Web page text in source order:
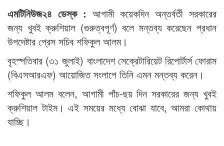
এমটিনিউজ২৪ ডেস্ক : আগামী কয়েকদিন অন্তর্বর্তী সরকারের
জন্য খুবই ক্রুশিয়াল (গুরুত্বপূর্ণ) বলে মন্তব্য করেছেন প্রধান
উপদেষ্টার প্রেস সচিব শফিকুল আলম।
বৃহস্পতিবার (৩১ জুলাই) বাংলাদেশ সেক্রেটারিয়েট রিপোর্টার্স ফোরাম
(বিএসআরএফ) আয়োজিত সংলাপে তিনি এমন মন্তব্য করেন।
শফিকুল আলম বলেন, আগামী পাঁচ-ছয় দিন সরকারের জন্য খুবই
ক্রুশিয়াল টাইম। এই সময়ের মধ্যে বোঝা যাবে, আমরা কোথায়
যাচ্ছি।